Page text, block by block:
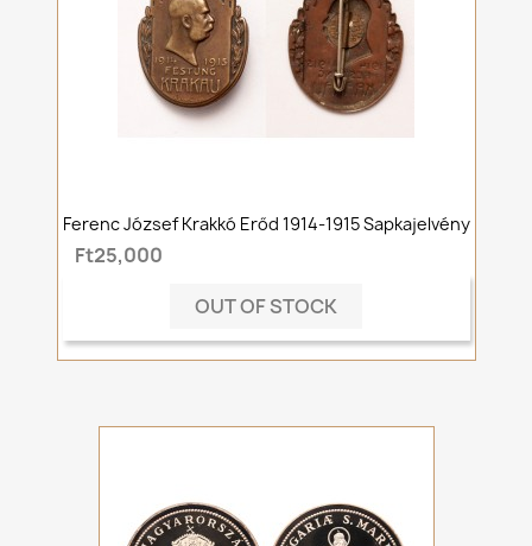
Ferenc József Krakkó Erőd 1914-1915 Sapkajelvény
Ft25,000
OUT OF STOCK